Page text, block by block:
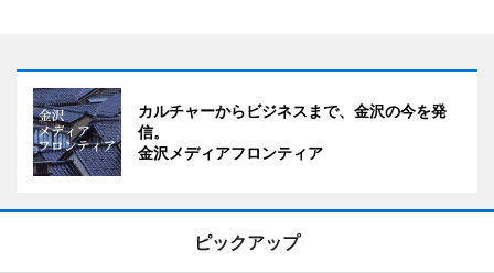
カルチャーからビジネスまで、金沢の今を発
信。
金沢メディアフロンティア
ピックアップ